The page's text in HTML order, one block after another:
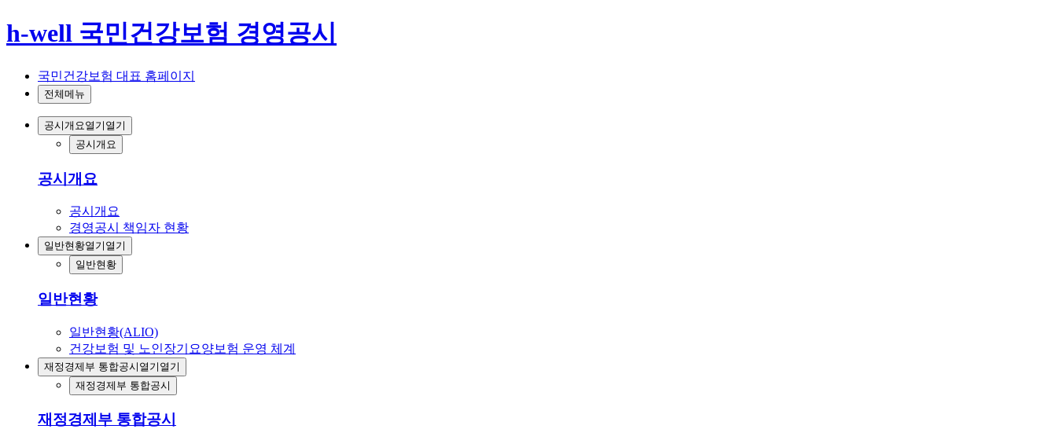
h-well 국민건강보험 경영공시
국민건강보험 대표 홈페이지
전체메뉴
공시개요 열기 열기
공시개요
공시개요
공시개요
경영공시 책임자 현황
일반현황열기 열기
일반현황
일반현황
일반현황(ALIO)
건강보험 및 노인장기요양보험 운영 체계
재정경제부 통합공시 열기 열기
재정경제부 통합공시
재정경제부 통합공시